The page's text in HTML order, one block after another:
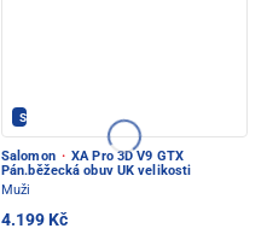
Salomon - PEC POD SNĚŽKOU
Salomon · XA Pro 3D V9 GTX
Pán.běžecká obuv UK velikosti
Muži
4.199 Kč